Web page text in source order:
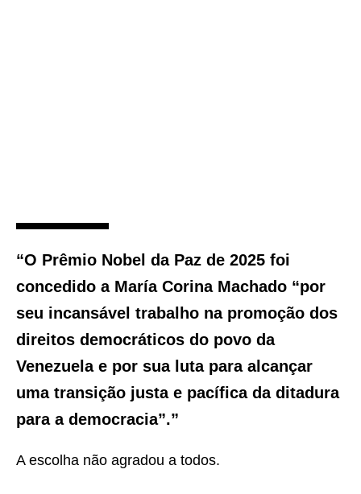
“O Prêmio Nobel da Paz de 2025 foi
concedido a María Corina Machado “por
seu incansável trabalho na promoção dos
direitos democráticos do povo da
Venezuela e por sua luta para alcançar
uma transição justa e pacífica da ditadura
para a democracia”.”
A escolha não agradou a todos.